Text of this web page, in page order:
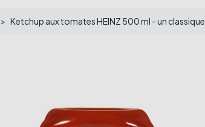
Ketchup aux tomates HEINZ 500 ml - un classique